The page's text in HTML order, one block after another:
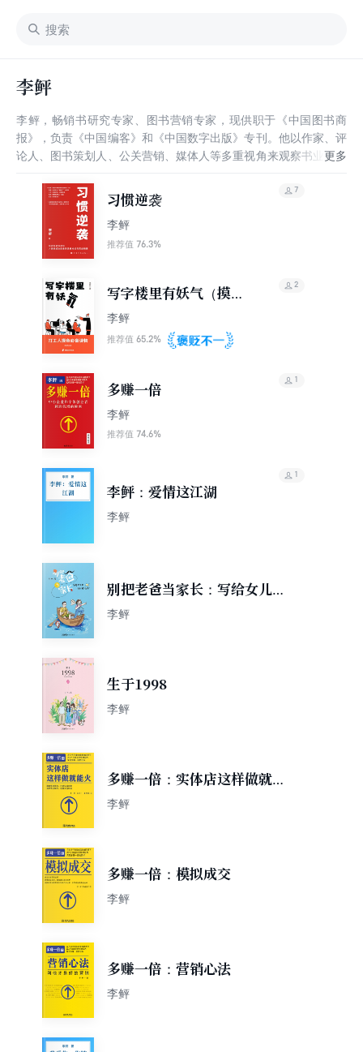
李鲆
李鲆，畅销书研究专家、图书营销专家，现供职于《中国图书商
报》，负责《中国编客》和《中国数字出版》专刊。他以作家、评
论人、图书策划人、公关营销、媒体人等多重视角来观察书业，策
国编客》组织了“编客学堂”系列讲座，广邀出版大家传经送宝，在
业内有广泛影响。
习惯逆袭
李鲆
推荐值 76.3%
7
写字楼里有妖气（摸鱼
必备读物）
李鲆
推荐值 65.2%
2
多赚一倍
李鲆
推荐值 74.6%
1
李鲆：爱情这江湖
李鲆
1
别把老爸当家长：写给女儿的
46封“情书”
李鲆
生于1998
李鲆
多赚一倍：实体店这样做就能
火
李鲆
多赚一倍：模拟成交
李鲆
多赚一倍：营销心法
李鲆